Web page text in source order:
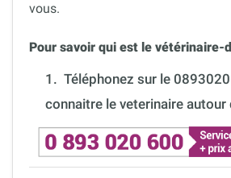
vous.
Pour savoir qui est le vétérinaire-
1. Téléphonez sur le
connaitre le veterinaire autour